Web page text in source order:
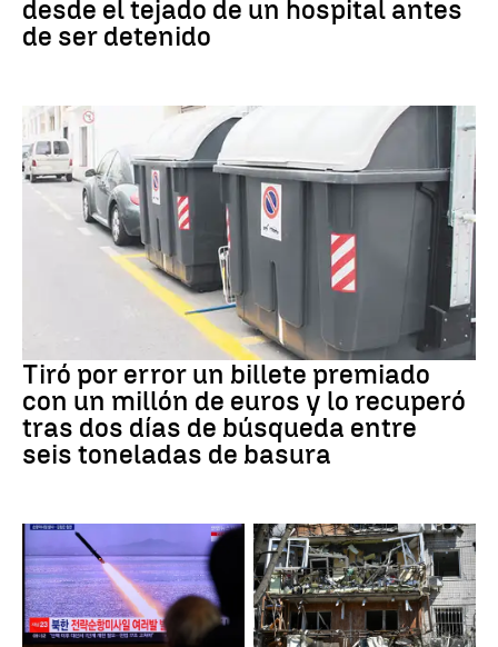
desde el tejado de un hospital antes
de ser detenido
Tiró por error un billete premiado
con un millón de euros y lo recuperó
tras dos días de búsqueda entre
seis toneladas de basura
JAPÓN GUERRRA